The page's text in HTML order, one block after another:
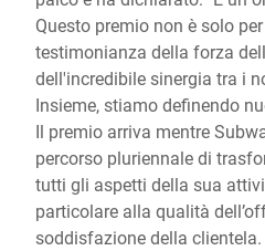
Questo premio non è solo
testimonianza della forza
dell'incredibile sinergia tra i
Insieme, stiamo definendo
Il premio arriva mentre
percorso pluriennale di
tutti gli aspetti della sua
particolare alla qualità
soddisfazione della